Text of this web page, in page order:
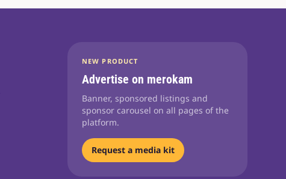
NEW PRODUCT
Advertise on merokam
Banner, sponsored listings and
sponsor carousel on all pages of the
platform.
Request a media kit